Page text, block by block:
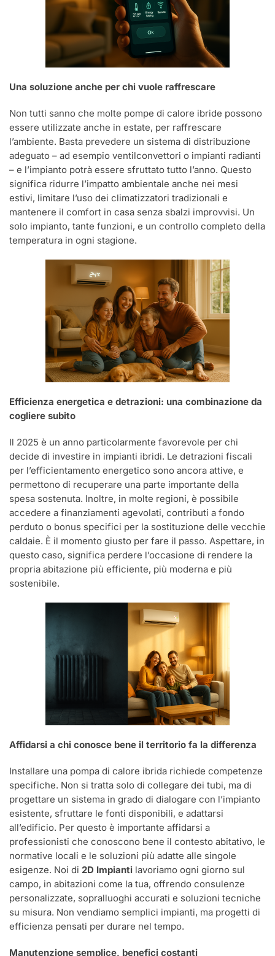
Una soluzione anche per chi vuole raffrescare
Non tutti sanno che molte pompe di calore ibride possono
essere utilizzate anche in estate, per raffrescare
l’ambiente. Basta prevedere un sistema di distribuzione
adeguato – ad esempio ventilconvettori o impianti radianti
– e l’impianto potrà essere sfruttato tutto l’anno. Questo
significa ridurre l’impatto ambientale anche nei mesi
estivi, limitare l’uso dei climatizzatori tradizionali e
mantenere il comfort in casa senza sbalzi improvvisi. Un
solo impianto, tante funzioni, e un controllo completo della
temperatura in ogni stagione.
Efficienza energetica e detrazioni: una combinazione da
cogliere subito
Il 2025 è un anno particolarmente favorevole per chi
decide di investire in impianti ibridi. Le detrazioni fiscali
per l’efficientamento energetico sono ancora attive, e
permettono di recuperare una parte importante della
spesa sostenuta. Inoltre, in molte regioni, è possibile
accedere a finanziamenti agevolati, contributi a fondo
perduto o bonus specifici per la sostituzione delle vecchie
caldaie. È il momento giusto per fare il passo. Aspettare, in
questo caso, significa perdere l’occasione di rendere la
propria abitazione più efficiente, più moderna e più
sostenibile.
Affidarsi a chi conosce bene il territorio fa la differenza
Installare una pompa di calore ibrida richiede competenze
specifiche. Non si tratta solo di collegare dei tubi, ma di
progettare un sistema in grado di dialogare con l’impianto
esistente, sfruttare le fonti disponibili, e adattarsi
all’edificio. Per questo è importante affidarsi a
professionisti che conoscono bene il contesto abitativo, le
normative locali e le soluzioni più adatte alle singole
esigenze. Noi di 2D Impianti lavoriamo ogni giorno sul
campo, in abitazioni come la tua, offrendo consulenze
personalizzate, sopralluoghi accurati e soluzioni tecniche
su misura. Non vendiamo semplici impianti, ma progetti di
efficienza pensati per durare nel tempo.
Manutenzione semplice, benefici costanti